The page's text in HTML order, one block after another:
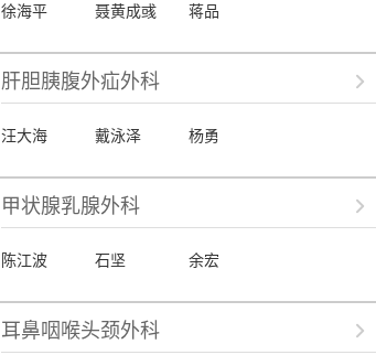
徐海平 聂黄成彧 蒋品
肝胆胰腹外疝外科
汪大海 戴泳泽 杨勇
甲状腺乳腺外科
陈江波 石坚 余宏
耳鼻咽喉头颈外科